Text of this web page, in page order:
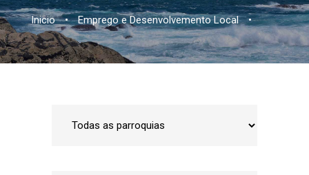
Inicio • Emprego e Desenvolvemento Local •